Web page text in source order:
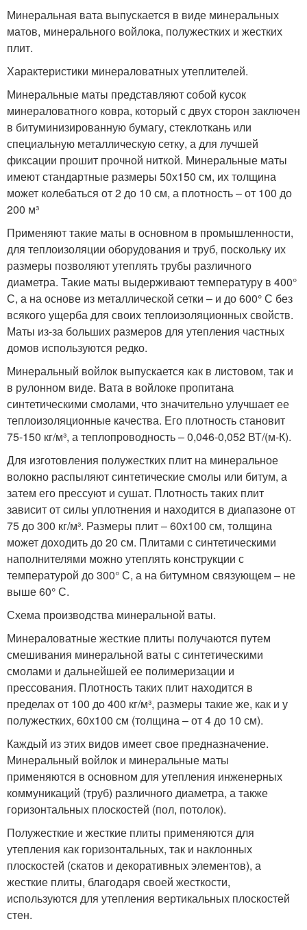
Минеральная вата выпускается в виде минеральных
матов, минерального войлока, полужестких и жестких
плит.
Характеристики минераловатных утеплителей.
Минеральные маты представляют собой кусок
минераловатного ковра, который с двух сторон заключен
в битуминизированную бумагу, стеклоткань или
специальную металлическую сетку, а для лучшей
фиксации прошит прочной ниткой. Минеральные маты
имеют стандартные размеры 50х150 см, их толщина
может колебаться от 2 до 10 см, а плотность – от 100 до
200 м³
Применяют такие маты в основном в промышленности,
для теплоизоляции оборудования и труб, поскольку их
размеры позволяют утеплять трубы различного
диаметра. Такие маты выдерживают температуру в 400°
С, а на основе из металлической сетки – и до 600° С без
всякого ущерба для своих теплоизоляционных свойств.
Маты из-за больших размеров для утепления частных
домов используются редко.
Минеральный войлок выпускается как в листовом, так и
в рулонном виде. Вата в войлоке пропитана
синтетическими смолами, что значительно улучшает ее
теплоизоляционные качества. Его плотность становит
75-150 кг/м³, а теплопроводность – 0,046-0,052 ВТ/(м-К).
Для изготовления полужестких плит на минеральное
волокно распыляют синтетические смолы или битум, а
затем его прессуют и сушат. Плотность таких плит
зависит от силы уплотнения и находится в диапазоне от
75 до 300 кг/м³. Размеры плит – 60х100 см, толщина
может доходить до 20 см. Плитами с синтетическими
наполнителями можно утеплять конструкции с
температурой до 300° С, а на битумном связующем – не
выше 60° С.
Схема производства минеральной ваты.
Минераловатные жесткие плиты получаются путем
смешивания минеральной ваты с синтетическими
смолами и дальнейшей ее полимеризации и
прессования. Плотность таких плит находится в
пределах от 100 до 400 кг/м³, размеры такие же, как и у
полужестких, 60х100 см (толщина – от 4 до 10 см).
Каждый из этих видов имеет свое предназначение.
Минеральный войлок и минеральные маты
применяются в основном для утепления инженерных
коммуникаций (труб) различного диаметра, а также
горизонтальных плоскостей (пол, потолок).
Полужесткие и жесткие плиты применяются для
утепления как горизонтальных, так и наклонных
плоскостей (скатов и декоративных элементов), а
жесткие плиты, благодаря своей жесткости,
используются для утепления вертикальных плоскостей
стен.